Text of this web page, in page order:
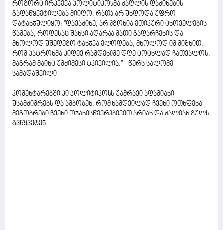
როგორც ირკვევა პოლიტიკოსმა ძაღლის დაძინების
გადაწყვეტილება მიიღო, რათა არ უნდოდა უფრო
დატანჯულიყო: "დავაძინე, არ მგონია ეთიკური ცხოველების
წამება, როდესაც შანსი აღარაა მათი გადარჩენის და
მხოლოდ უშედეგო ტანჯვა ელოდება, მხოლოდ იმ მიზნით,
რომ პატრონმა კიდევ რამდენიმე დღე ცოცხლად ჩათვალოს.
მაგრამ მაინც უმძიმესი ტკივილია." - წერს სალომე
სამადაშვილი
კომენტარებში კი პოლიტიკოსს უამრავი ადამიანი
უსამძიმრებს და ამბობენ, რომ ნამდვილად ჩვენი ოთხფეხა
მეგობრები ჩვენი ოჯახისწევრებივით არიან და ძალიან გულს
გვწყვეტენ.